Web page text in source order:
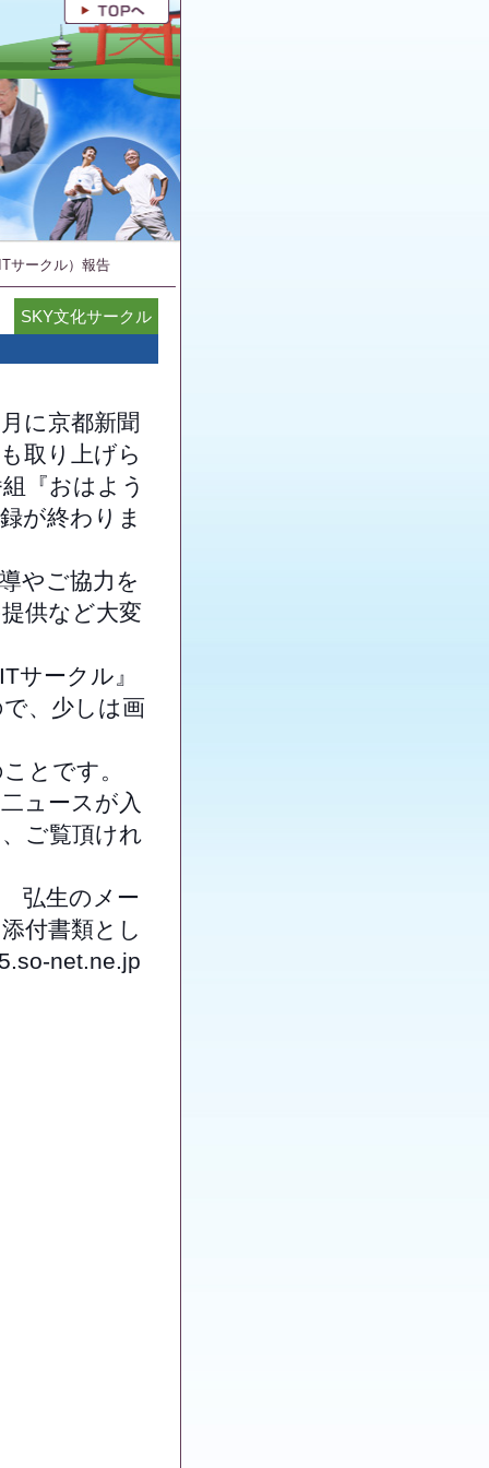
ークル）報告
SKY文化サークル
に京都新聞
取り上げら
『おはよう
が終わりま
やご協力を
供など大変
ークル』
、少しは画
とです。
ュースが入
ご覧頂けれ
弘生のメー
付書類とし
net.ne.jp